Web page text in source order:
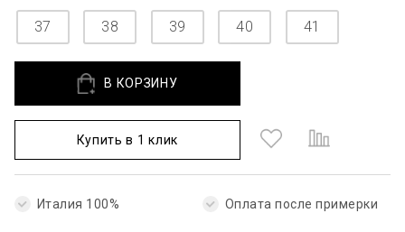
37 38 39 40 41
В КОРЗИНУ
Купить в 1 клик
Италия 100% Оплата после примерки